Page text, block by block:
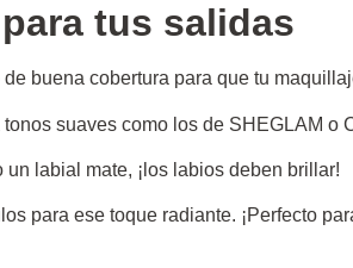
tus salidas
buena cobertura para que tu
suaves como los de SHEGLAM o
labial mate, ¡los labios deben brillar!
para ese toque radiante. ¡Perfecto